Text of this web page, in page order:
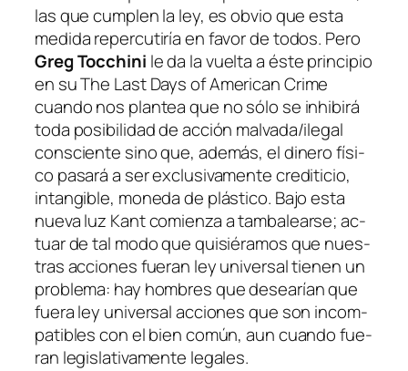
las que cum­plen la ley, es ob­vio que es­ta
me­di­da re­per­cu­ti­ría en fa­vor de to­dos. Pero
Greg Tocchini le da la vuel­ta a és­te prin­ci­pio
en suThe Last Days of American Crime
cuan­do nos plan­tea que no só­lo se inhi­bi­rá
to­da po­si­bi­li­dad de ac­ción malvada/ilegal
cons­cien­te sino que, ade­más, el di­ne­ro fí­si­
co pa­sa­rá a ser ex­clu­si­va­men­te cre­di­ti­cio,
in­tan­gi­ble, mo­ne­da de plás­ti­co. Bajo es­ta
nue­va luz Kant co­mien­za a tam­ba­lear­se; ac­
tuar de tal mo­do que qui­sié­ra­mos que nues­
tras ac­cio­nes fue­ran ley uni­ver­sal tie­nen un
pro­ble­ma: hay hom­bres que de­sea­rían que
fue­ra ley uni­ver­sal ac­cio­nes que son in­com­
pa­ti­bles con el bien co­mún, aun cuan­do fue­
ran le­gis­la­ti­va­men­te legales.